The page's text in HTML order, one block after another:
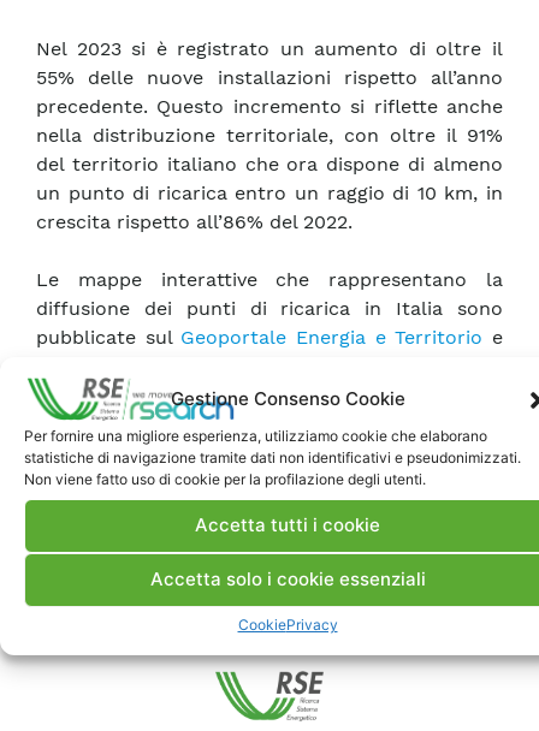
Gestione Consenso Cookie
Per fornire una migliore esperienza, utilizziamo cookie che elaborano
statistiche di navigazione tramite dati non identificativi e pseudonimizzati.
Non viene fatto uso di cookie per la profilazione degli utenti.
Accetta tutti i cookie
Accetta solo i cookie essenziali
CookiePrivacy
Nel 2023 si è registrato un aumento di oltre il
55% delle nuove installazioni rispetto all’anno
precedente. Questo incremento si riflette anche
nella distribuzione territoriale, con oltre il 91%
del territorio italiano che ora dispone di almeno
un punto di ricarica entro un raggio di 10 km, in
crescita rispetto all’86% del 2022.
Le mappe interattive che rappresentano la
diffusione dei punti di ricarica in Italia sono
pubblicate sul Geoportale Energia e Territorio e
Questi dati testimoniano il rapido avanzamento
dell’infrastruttura di ricarica nel Paese,
rappresentando un passo importante verso una